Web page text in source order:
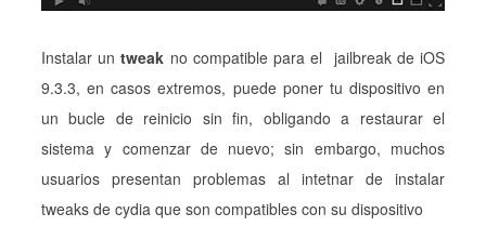
Instalar untweak no compatible para el jailbreak de iOS
9.3.3, en casos extremos, puede poner tu dispositivo en
un bucle de reinicio sin fin, obligando a restaurar el
sistema y comenzar de nuevo; sin embargo, muchos
usuarios presentan problemas al intetnar de instalar
tweaks de cydia que son compatibles con su dispositivo